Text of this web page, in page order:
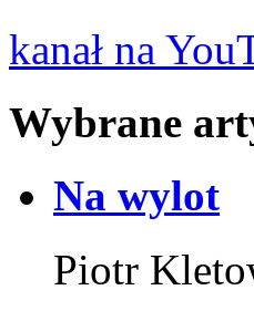
kanał na
Wybrane
Na wylot
Piotr